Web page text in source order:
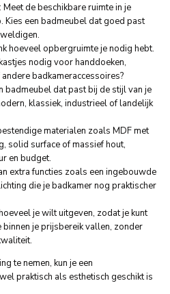
: Meet de beschikbare ruimte in je
een badmeubel dat goed past
hoeveel opbergruimte je nodig hebt.
nodig voor handdoeken,
badkameraccessoires?
badmeubel dat past bij de stijl van je
klassiek, industrieel of landelijk
materialen zoals MDF met
solid surface of massief hout,
en budget.
extra functies zoals een ingebouwde
die je badkamer nog praktischer
je wilt uitgeven, zodat je kunt
binnen je prijsbereik vallen, zonder
te nemen, kun je een
praktisch als esthetisch geschikt is